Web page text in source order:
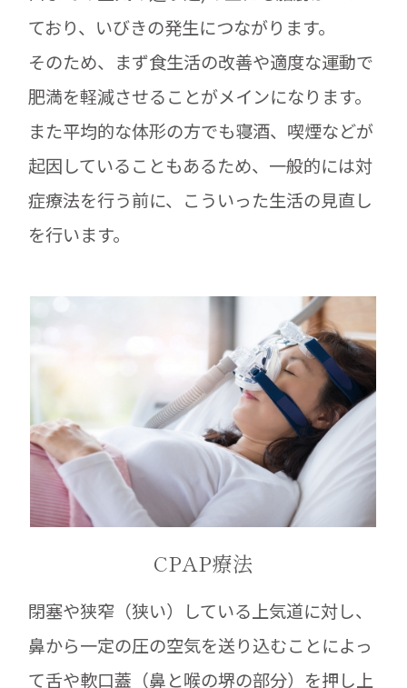
ており、いびきの発生につながります。
そのため、まず食生活の改善や適度な運動で
肥満を軽減させることがメインになります。
また平均的な体形の方でも寝酒、喫煙などが
起因していることもあるため、一般的には対
症療法を行う前に、こういった生活の見直し
を行います。
CPAP療法
閉塞や狭窄（狭い）している上気道に対し、
鼻から一定の圧の空気を送り込むことによっ
て舌や軟口蓋（鼻と喉の堺の部分）を押し上